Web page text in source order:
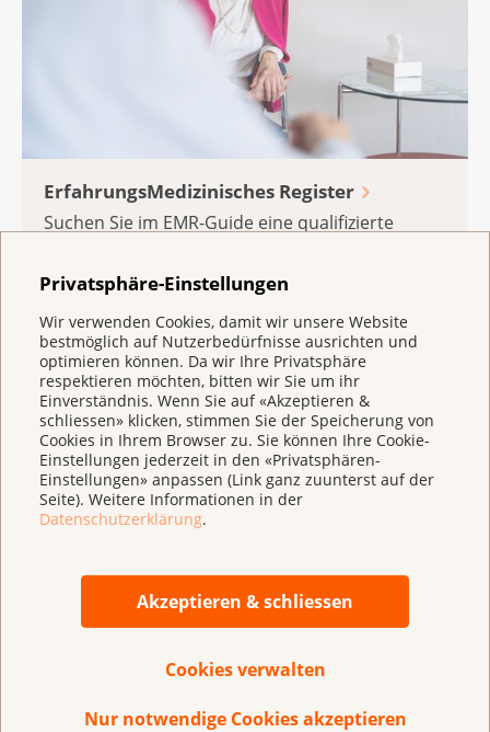
Privatsphäre-Einstellungen
Wir verwenden Cookies, damit wir unsere Website
bestmöglich auf Nutzerbedürfnisse ausrichten und
optimieren können. Da wir Ihre Privatsphäre
respektieren möchten, bitten wir Sie um ihr
Einverständnis. Wenn Sie auf «Akzeptieren &
schliessen» klicken, stimmen Sie der Speicherung von
Cookies in Ihrem Browser zu. Sie können Ihre Cookie-
Einstellungen jederzeit in den «Privatsphären-
Einstellungen» anpassen (Link ganz zuunterst auf der
Seite). Weitere Informationen in der
Datenschutzerklärung.
Akzeptieren & schliessen
Cookies verwalten
Nur notwendige Cookies akzeptieren
ErfahrungsMedizinisches Register
Suchen Sie im EMR-Guide eine qualifizierte
Therapeuten in Ihrer Nähe.
Fast alle Schweizer Krankenversicherer nutzen das
EMR-Qualitätslabel als Entscheidungsgrundlage
für die Vergütung von Leistungen im gesamten
Bereich der Komplementär- und Alternativmedizin.
Bitte klären Sie jedoch vor Beginn einer
welcher Höhe die Kosten dafür übernommen